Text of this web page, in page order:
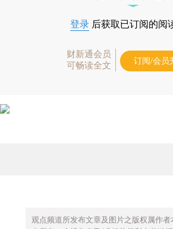
登录 后获取已订阅的阅
财新通会员
可畅读全文
订阅/会员
观点频道所发布文章及图片之版权属作